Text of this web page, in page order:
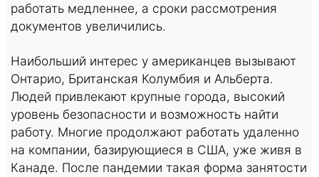
работать медленнее, а сроки рассмотрения
документов увеличились.
Наибольший интерес у американцев вызывают
Онтарио, Британская Колумбия и Альберта.
Людей привлекают крупные города, высокий
уровень безопасности и возможность найти
работу. Многие продолжают работать удаленно
на компании, базирующиеся в США, уже живя в
Канаде. После пандемии такая форма занятости